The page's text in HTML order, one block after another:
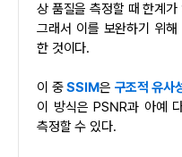
상 품질을 측정할 때 한계가
그래서 이를 보완하기 위해 PSNR-HVS 등의 방식이 나오기도
한 것이다.
이 중SSIM은 구조적 유사
이 방식은 PSNR과 아예 다른 접근방식을 사용하며, 왜곡도를
측정할 수 있다.